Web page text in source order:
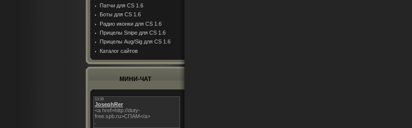
Патчи для CS 1.6
Боты для CS 1.6
Радио иконки для CS 1.6
Прицелы Snipe для CS 1.6
Прицелы Aug/Sig для CS 1.6
Каталог сайтов
МИНИ-ЧАТ